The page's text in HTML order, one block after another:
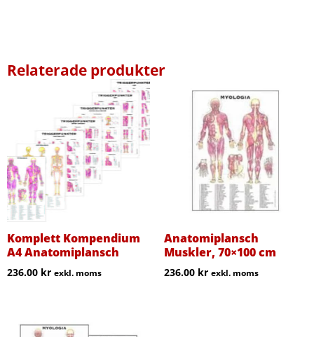
Relaterade produkter
Komplett Kompendium
A4 Anatomiplansch
236.00 kr exkl. moms
Anatomiplansch
Muskler, 70×100 cm
236.00 kr exkl. moms